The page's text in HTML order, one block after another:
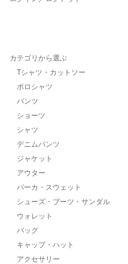
カテゴリから選ぶ
Tシャツ・カットソー
ポロシャツ
パンツ
ショーツ
シャツ
デニムパンツ
ジャケット
アウター
パーカ・スウェット
シューズ・ブーツ・サンダル
ウォレット
バッグ
キャップ・ハット
アクセサリー